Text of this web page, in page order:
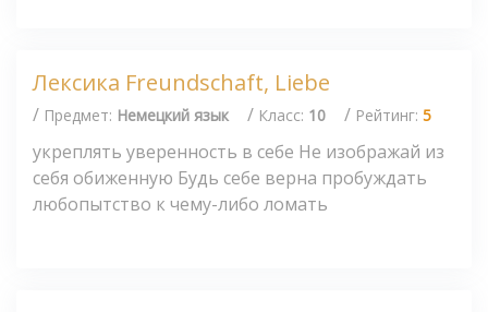
Лексика Freundschaft, Liebe
/ Предмет: Немецкий язык / Класс: 10 / Рейтинг: 5
укреплять уверенность в себе Не изображай из
себя обиженную Будь себе верна пробуждать
любопытство к чему-либо ломать